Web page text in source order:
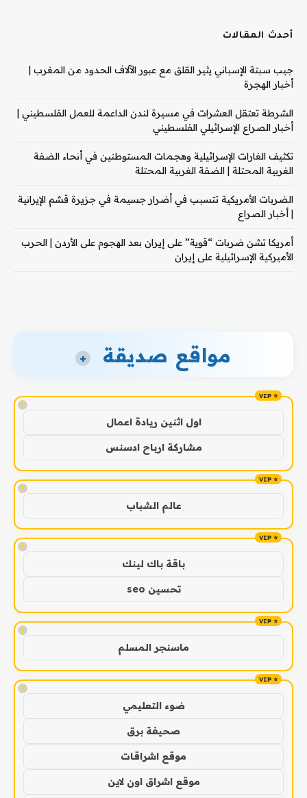
أحدث المقالات
جيب سبتة الإسباني يثير القلق مع عبور الآلاف الحدود من المغرب |
أخبار الهجرة
الشرطة تعتقل العشرات في مسيرة لندن الداعمة للعمل الفلسطيني |
أخبار الصراع الإسرائيلي الفلسطيني
تكثيف الغارات الإسرائيلية وهجمات المستوطنين في أنحاء الضفة
الغربية المحتلة | الضفة الغربية المحتلة
الضربات الأمريكية تتسبب في أضرار جسيمة في جزيرة قشم الإيرانية
| أخبار الصراع
أمريكا تشن ضربات “قوية” على إيران بعد الهجوم على الأردن | الحرب
الأميركية الإسرائيلية على إيران
مواقع صديقة +
!
اول اثنين ريادة اعمال
مشاركة ارباح ادسنس
!
عالم الشباب
!
باقة باك لينك
تحسين seo
!
ماسنجر المسلم
!
ضوء التعليمي
صحيفة برق
موقع اشراقات
موقع اشراق اون لاين